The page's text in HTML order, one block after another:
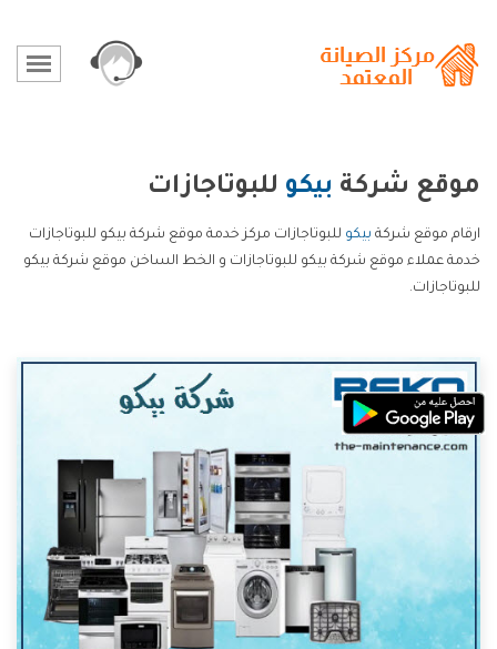
موقع شركة بيكو للبوتاجازات
ارقام موقع شركة بيكو للبوتاجازات مركز خدمة موقع شركة بيكو للبوتاجازات
خدمة عملاء موقع شركة بيكو للبوتاجازات و الخط الساخن موقع شركة بيكو
للبوتاجازات.